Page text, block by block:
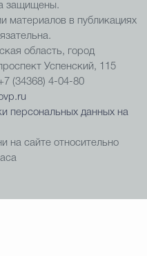
защищены.
материалов в публикациях
область, город
Успенский, 115
(34368) 4-04-80
персональных данных на
на сайте относительно